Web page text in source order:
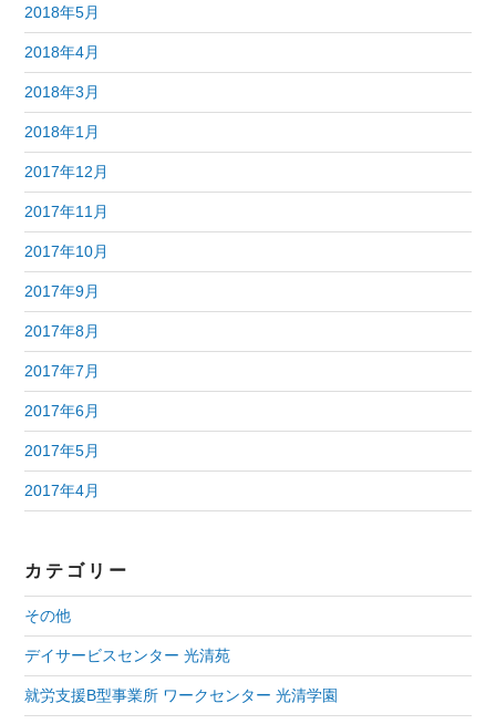
2018年5月
2018年4月
2018年3月
2018年1月
2017年12月
2017年11月
2017年10月
2017年9月
2017年8月
2017年7月
2017年6月
2017年5月
2017年4月
カテゴリー
その他
デイサービスセンター 光清苑
就労支援B型事業所 ワークセンター 光清学園